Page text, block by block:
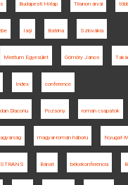
Budapesti Hírlap Trianon árvái
Iaşi Batrina Szlovákia
Meritum Egyesület Gömöry János
Index conference
Diaconu Pozsony román csapatok
magyar-román háború Nyugat-
Bánát békekonferencia